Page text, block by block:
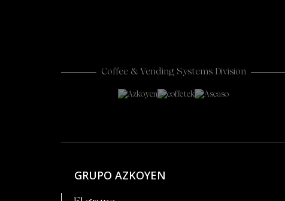
Coffee & Vending Systems Division
GRUPO AZKOYEN